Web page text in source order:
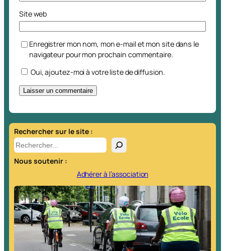
Site web
Enregistrer mon nom, mon e-mail et mon site dans le
navigateur pour mon prochain commentaire.
Oui, ajoutez-moi à votre liste de diffusion.
t
e
r
n
i
v
e
:
Rechercher sur le site :
R
e
c
e
c
h
e
r
Nous soutenir :
Adhérer à l’association